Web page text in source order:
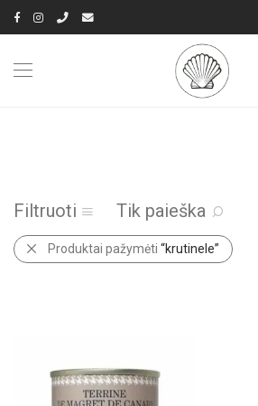
Filtruoti Tik paieška
Produktai pažymėti “krutinele”